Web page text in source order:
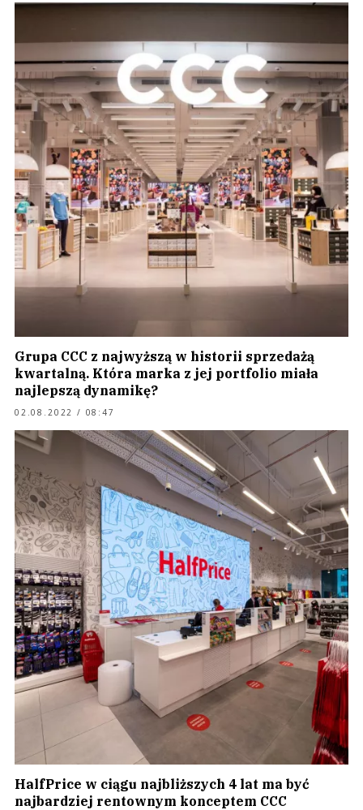
Grupa CCC z najwyższą w historii sprzedażą
kwartalną. Która marka z jej portfolio miała
najlepszą dynamikę?
02.08.2022 / 08:47
HalfPrice w ciągu najbliższych 4 lat ma być
najbardziej rentownym konceptem CCC